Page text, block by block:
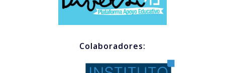
Colaboradores: